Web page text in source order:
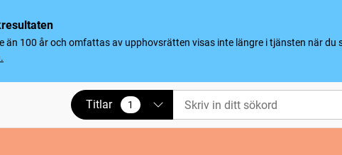
än 100 år och omfattas av upphovsrätten visas inte längre i tjänsten när du
Titlar 1
vald